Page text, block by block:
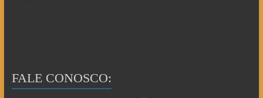
FALE CONOSCO: